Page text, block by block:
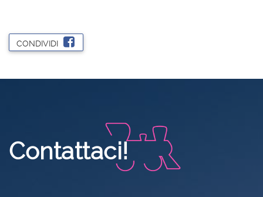
CONDIVIDI
Contattaci!